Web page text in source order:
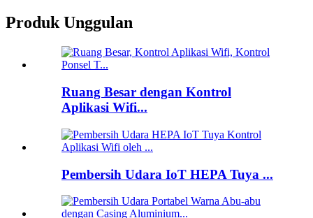
Produk Unggulan
Ruang Besar dengan Kontrol
Aplikasi Wifi...
Pembersih Udara IoT HEPA Tuya ...